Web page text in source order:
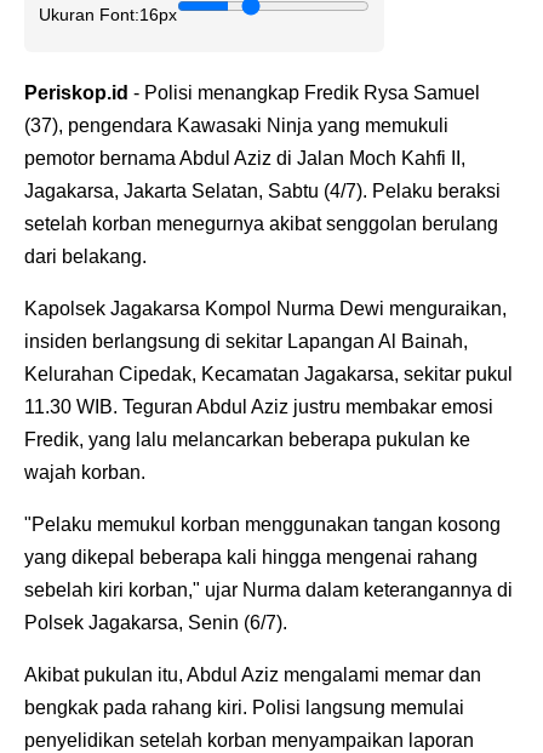
Ukuran Font:16px
Periskop.id - Polisi menangkap Fredik Rysa Samuel
(37), pengendara Kawasaki Ninja yang memukuli
pemotor bernama Abdul Aziz di Jalan Moch Kahfi II,
Jagakarsa, Jakarta Selatan, Sabtu (4/7). Pelaku beraksi
setelah korban menegurnya akibat senggolan berulang
dari belakang.
Kapolsek Jagakarsa Kompol Nurma Dewi menguraikan,
insiden berlangsung di sekitar Lapangan Al Bainah,
Kelurahan Cipedak, Kecamatan Jagakarsa, sekitar pukul
11.30 WIB. Teguran Abdul Aziz justru membakar emosi
Fredik, yang lalu melancarkan beberapa pukulan ke
wajah korban.
"Pelaku memukul korban menggunakan tangan kosong
yang dikepal beberapa kali hingga mengenai rahang
sebelah kiri korban," ujar Nurma dalam keterangannya di
Polsek Jagakarsa, Senin (6/7).
Akibat pukulan itu, Abdul Aziz mengalami memar dan
bengkak pada rahang kiri. Polisi langsung memulai
penyelidikan setelah korban menyampaikan laporan